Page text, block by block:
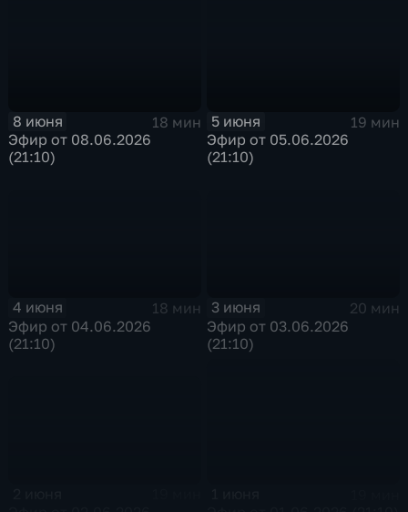
8 июня
18 мин
Эфир от 08.06.2026
(21:10)
5 июня
19 мин
Эфир от 05.06.2026
(21:10)
4 июня
18 мин
Эфир от 04.06.2026
(21:10)
3 июня
20 мин
Эфир от 03.06.2026
(21:10)